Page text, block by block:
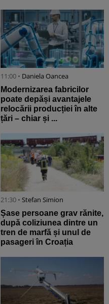
11:00 • Daniela Oancea
Modernizarea fabricilor
poate depăși avantajele
relocării producției în alte
țări – chiar și ...
21:30 • Stefan Simion
Șase persoane grav rănite,
după coliziunea dintre un
tren de marfă și unul de
pasageri în Croația